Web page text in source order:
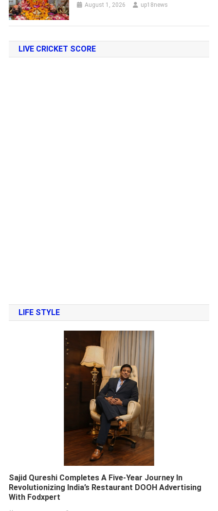
August 1, 2026 up18news
LIVE CRICKET SCORE
LIFE STYLE
Sajid Qureshi Completes A Five-Year Journey In
Revolutionizing India’s Restaurant DOOH Advertising
With Fodxpert